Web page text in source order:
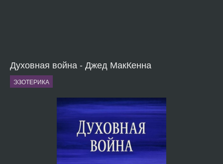
Духовная война - Джед МакКенна
ЭЗОТЕРИКА